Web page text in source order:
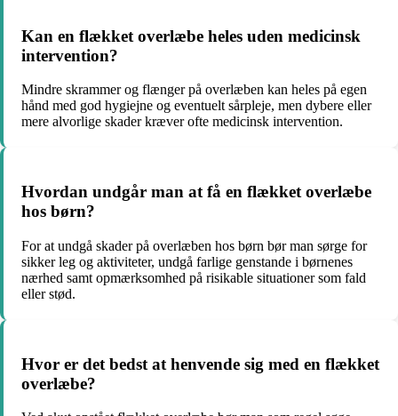
Kan en flækket overlæbe heles uden medicinsk
intervention?
Mindre skrammer og flænger på overlæben kan heles på egen
hånd med god hygiejne og eventuelt sårpleje, men dybere eller
mere alvorlige skader kræver ofte medicinsk intervention.
Hvordan undgår man at få en flækket overlæbe
hos børn?
For at undgå skader på overlæben hos børn bør man sørge for
sikker leg og aktiviteter, undgå farlige genstande i børnenes
nærhed samt opmærksomhed på risikable situationer som fald
eller stød.
Hvor er det bedst at henvende sig med en flækket
overlæbe?